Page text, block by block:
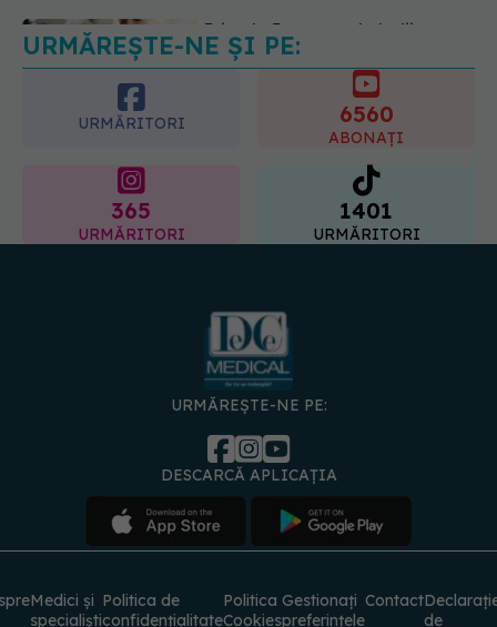
Gabriela Cristea, manifest
pentru respect și acceptare:
Corpul fiecăruia spune o
URMĂREȘTE-NE ȘI PE:
URMĂRITORI 6560
ABONAȚI
365
URMĂRITORI
1401
URMĂRITORI
URMĂREȘTE-NE PE:
DESCARCĂ APLICAȚIA
specialiști confidențialitate Cookies preferințele
de